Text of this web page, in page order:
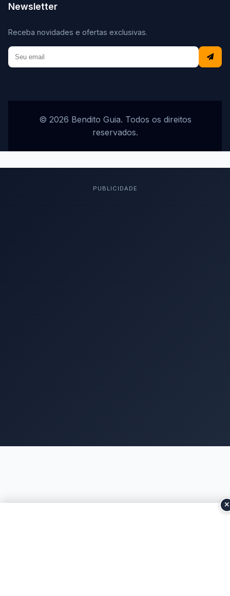
Newsletter
Receba novidades e ofertas exclusivas.
© 2026 Bendito Guia. Todos os direitos
reservados.